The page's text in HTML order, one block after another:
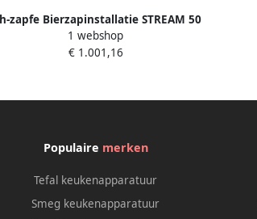
zapfe Bierzapinstallatie STREAM 50
Complete Set 2-Lijn Doorstroomkoeler
Droge Koeler tot 55 l u
1 webshop
€ 1.001,16
Populaire merken
Tefal keukenapparatuur
Smeg keukenapparatuur